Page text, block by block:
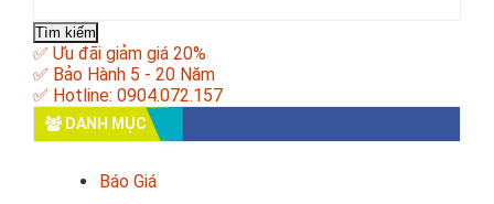
cho:
✅ Ưu đãi giảm giá 20%
✅ Bảo Hành 5 - 20 Năm
✅ Hotline: 0904.072.157
DANH MỤC
Báo Giá